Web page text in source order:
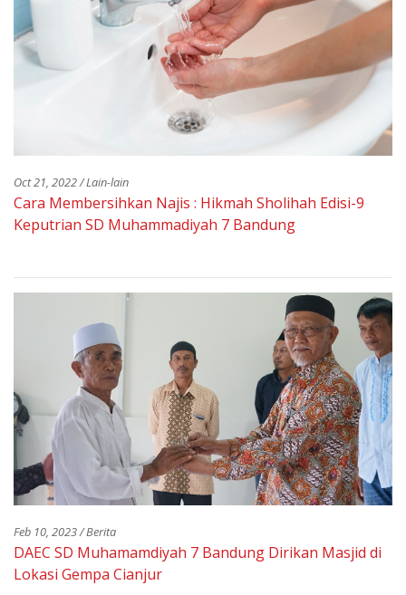
Oct 21, 2022 / Lain-lain
Cara Membersihkan Najis : Hikmah Sholihah Edisi-9
Keputrian SD Muhammadiyah 7 Bandung
Feb 10, 2023 / Berita
DAEC SD Muhamamdiyah 7 Bandung Dirikan Masjid di
Lokasi Gempa Cianjur